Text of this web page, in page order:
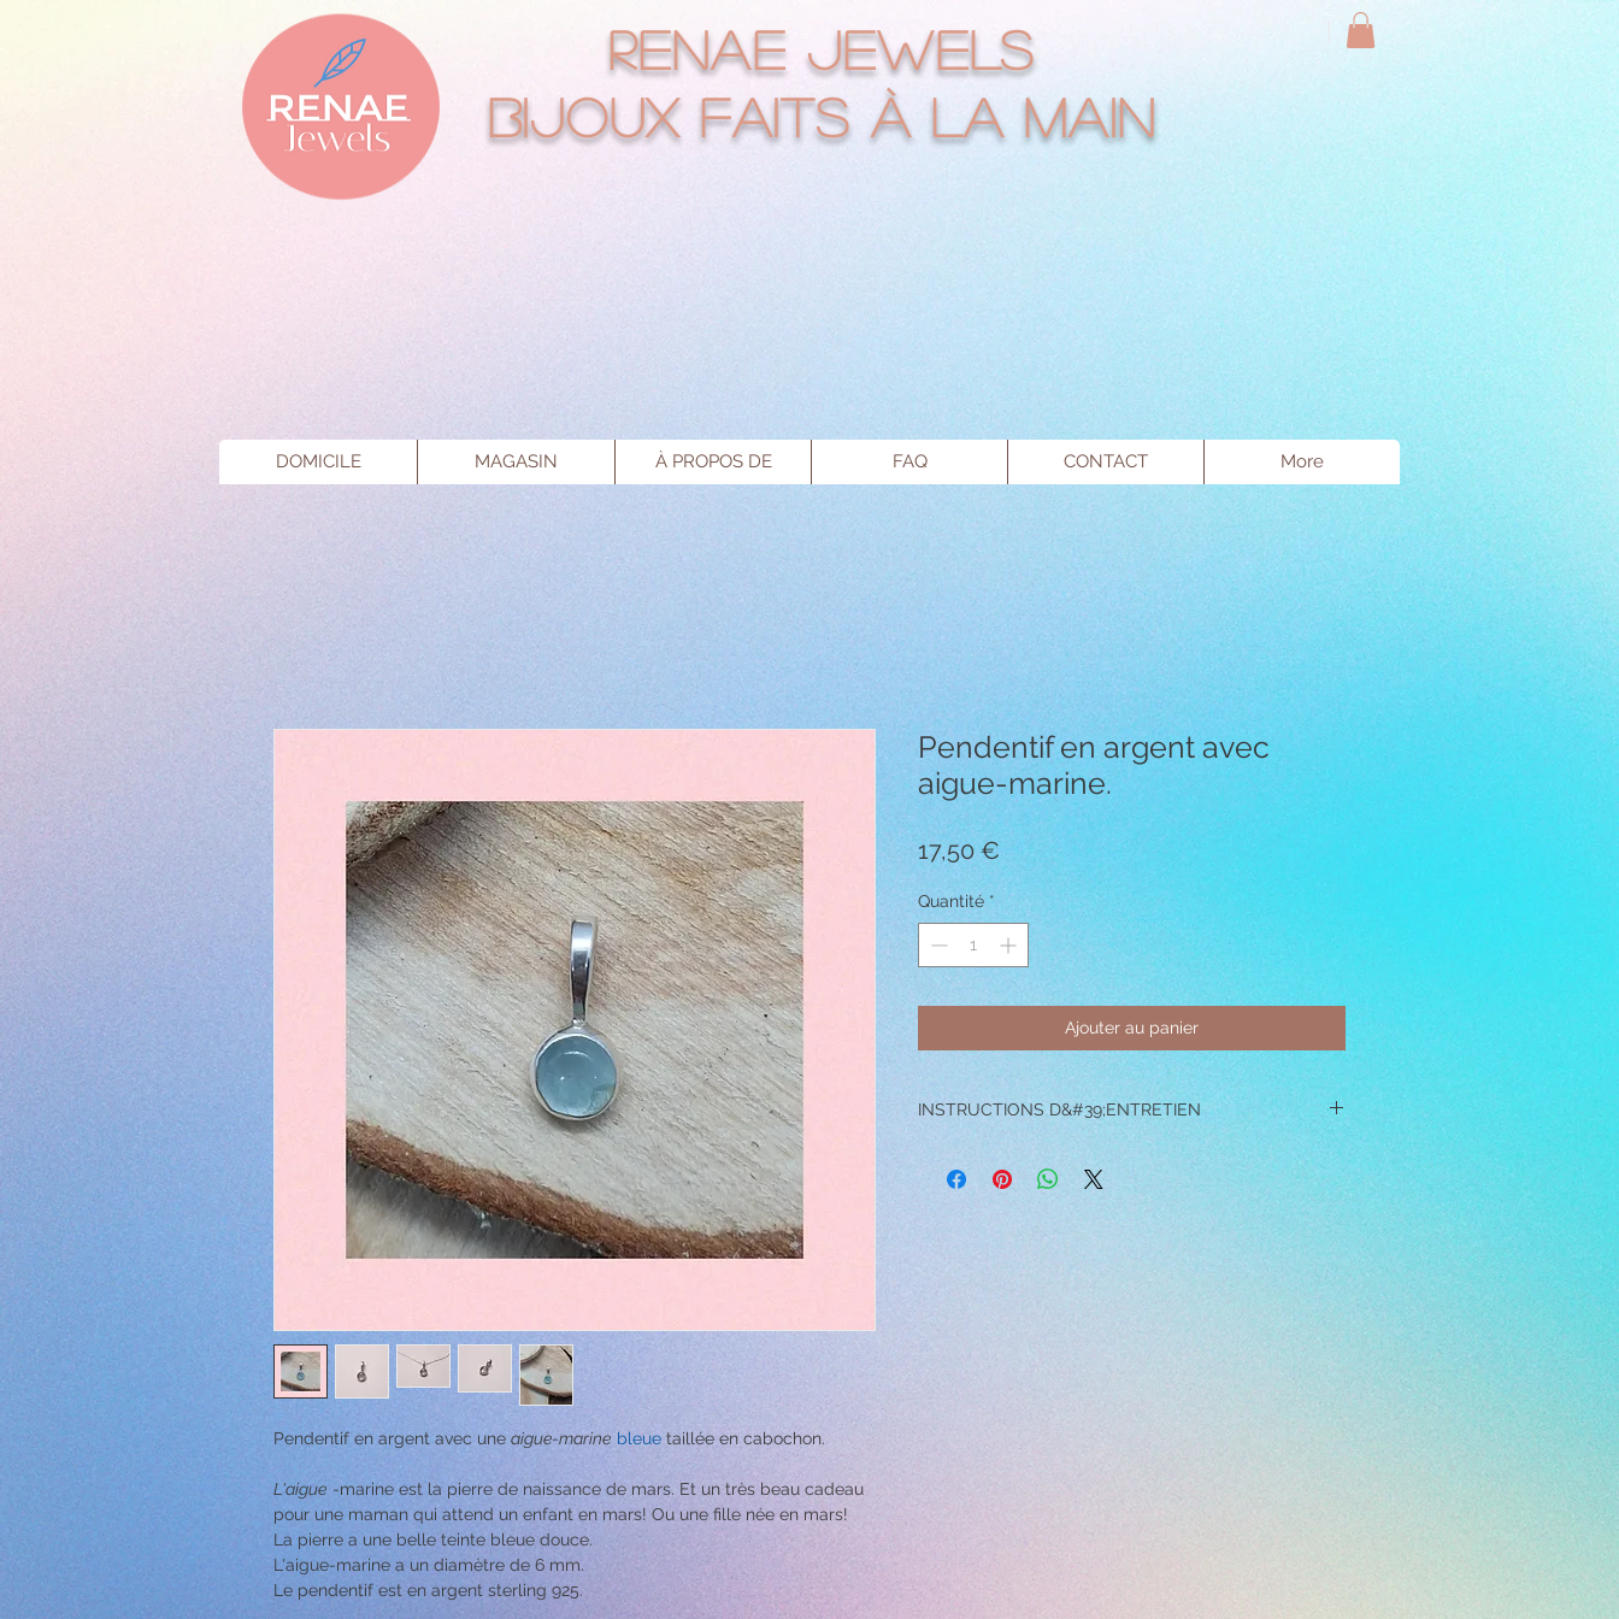
RENAE jEWELS
Bijoux faits à la main
DOMICILE MAGASIN À PROPOS DE FAQ CONTACT More
Pendentif en argent avec une aigue-marine bleue taillée en cabochon.
L'aigue -marine est la pierre de naissance de mars. Et un très beau cadeau
pour une maman qui attend un enfant en mars! Ou une fille née en mars!
La pierre a une belle teinte bleue douce.
L'aigue-marine a un diamètre de 6 mm.
Le pendentif est en argent sterling 925.
Pendentif en argent avec
aigue-marine.
17,50 € Prix
Quantité *
Ajouter au panier
INSTRUCTIONS D&#39;ENTRETIEN
→ NE PAS porter le pendentif pendant le sommeil, la
douche, la natation, l'exercice ou toute autre activité
intense.
→ Évitez tout contact et / ou utilisez des produits
proximité des bijoux, car ils peuvent endommager les
bijoux.
dures, car cela pourrait provoquer des rayures.
savonneuse et essuyez-le avec une brosse à dents souple.
Lorsque vous avez terminé, plongez le pendentif dans un
serviette douce.